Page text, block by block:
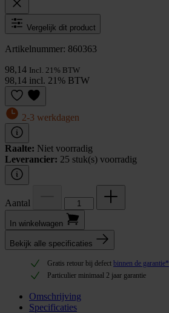
Vergelijk dit product
Artikelnummer: 860363
98,14 Incl. 21% BTW
98,14 incl. 21% BTW
2-3 werkdagen
Raalte: Niet voorradig
Leverancier: 25 stuk(s) voorradig
Aantal
In winkel­wagen
Bekijk alle specificaties
Gratis retour bij defect binnen de garantie*
Particulier minimaal 2 jaar garantie
Omschrijving
Specificaties